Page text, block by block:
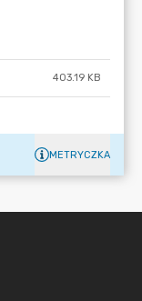
403.19 KB
METRYCZKA